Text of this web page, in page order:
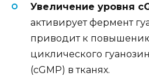
Увеличение уровня
активирует фермент
приводит к
циклического
(cGMP) в тканях.